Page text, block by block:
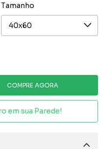
Tamanho
em sua Parede!